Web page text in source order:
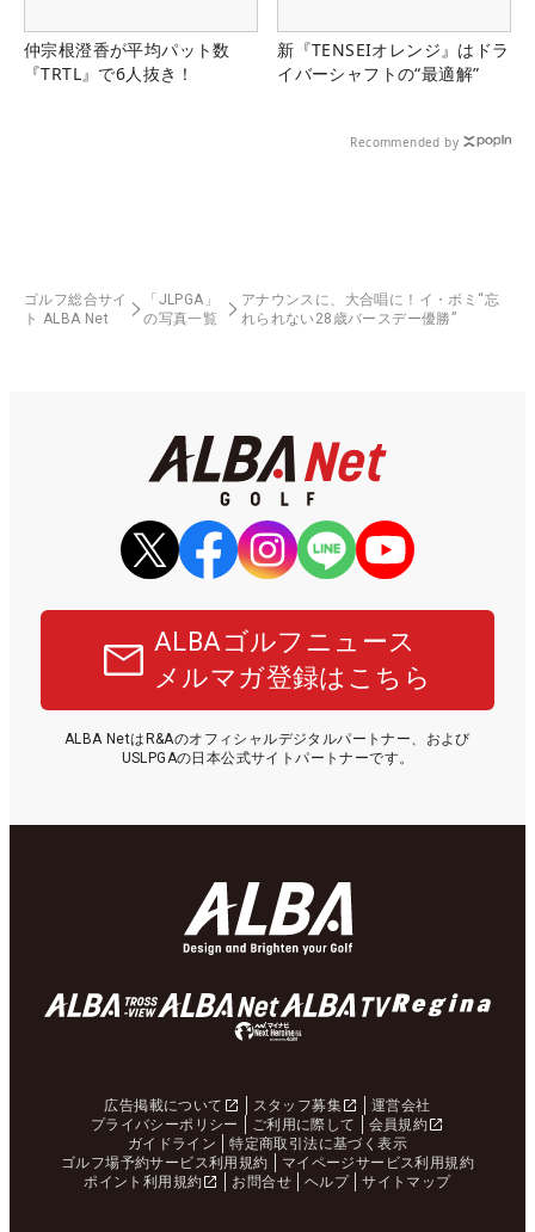
仲宗根澄香が平均パット数
『TRTL』で6人抜き！
新『TENSEIオレンジ』はドラ
イバーシャフトの“最適解”
Recommended by
ゴルフ総合サイ
ト ALBA Net
「JLPGA」
の写真一覧
アナウンスに、大合唱に！イ・ボミ“忘
れられない28歳バースデー優勝”
ALBAゴルフニュース
メルマガ登録はこちら
ALBA NetはR&Aのオフィシャルデジタルパートナー、および
USLPGAの日本公式サイトパートナーです。
広告掲載について スタッフ募集
運営会社
プライバシーポリシー
ご利用に際して
会員規約
ガイドライン
特定商取引法に基づく表示
ゴルフ場予約サービス利用規約
マイページサービス利用規約
ポイント利用規約
お問合せ ヘルプ サイトマップ